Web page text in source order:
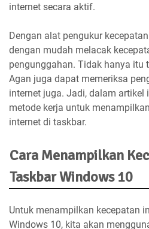
internet secara aktif.
Dengan alat pengukur
dengan mudah melacak
pengunggahan. Tidak hanya itu
Agan juga dapat memeriksa
internet juga. Jadi, dalam artikel
metode kerja untuk
internet di taskbar.
Cara Menampilkan
Taskbar Windows 10
Untuk menampilkan kecepatan
Windows 10, kita akan